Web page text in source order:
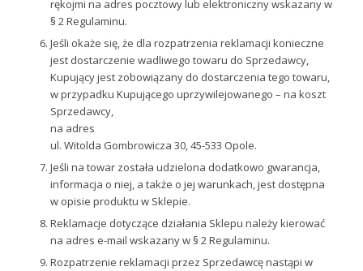
rękojmi na adres pocztowy lub elektroniczny wskazany w
§ 2 Regulaminu.
Jeśli okaże się, że dla rozpatrzenia reklamacji konieczne
jest dostarczenie wadliwego towaru do Sprzedawcy,
Kupujący jest zobowiązany do dostarczenia tego towaru,
w przypadku Kupującego uprzywilejowanego – na koszt
Sprzedawcy,
na adres
ul. Witolda Gombrowicza 30, 45-533 Opole.
Jeśli na towar została udzielona dodatkowo gwarancja,
informacja o niej, a także o jej warunkach, jest dostępna
w opisie produktu w Sklepie.
Reklamacje dotyczące działania Sklepu należy kierować
na adres e-mail wskazany w § 2 Regulaminu.
Rozpatrzenie reklamacji przez Sprzedawcę nastąpi w